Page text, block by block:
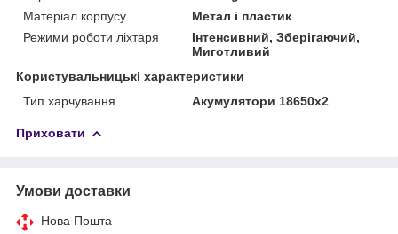
Матеріал корпусу
Метал і пластик
Режими роботи ліхтаря
Інтенсивний, Зберігаючий,
Миготливий
Користувальницькі характеристики
Тип харчування
Акумулятори 18650х2
Приховати
Умови доставки
Нова Пошта